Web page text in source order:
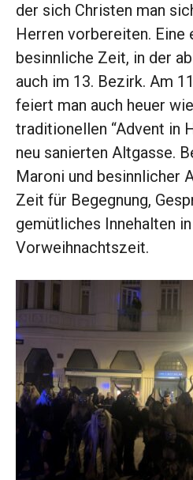
der sich Christen man
Herren vorbereiten. Eine
besinnliche Zeit, in der
auch im 13. Bezirk. Am
feiert man auch heuer
traditionellen “Advent in
neu sanierten Altgasse.
Maroni und besinnlicher
Zeit für Begegnung,
gemütliches Innehalten
Vorweihnachtszeit.